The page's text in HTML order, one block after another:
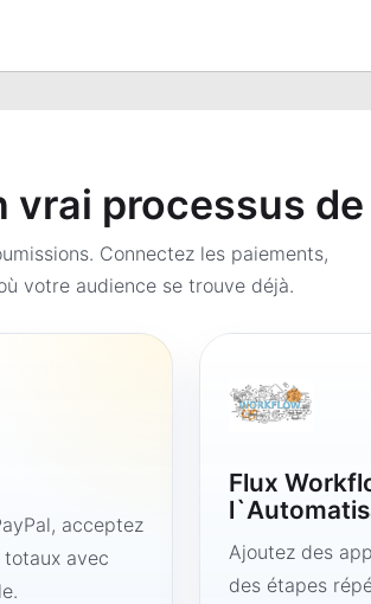
vrai processus
Connectez les paiements,
votre audience se trouve déjà.
acceptez
avec
Flux
Ajoutez des
des étapes